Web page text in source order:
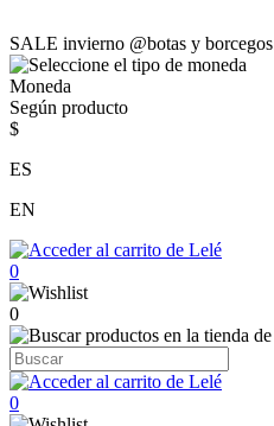
SALE invierno @botas y borcegos
Moneda
Según producto
$
ES
EN
0
0
0